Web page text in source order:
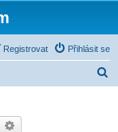
Přihlásit se
Registrovat
Hledat